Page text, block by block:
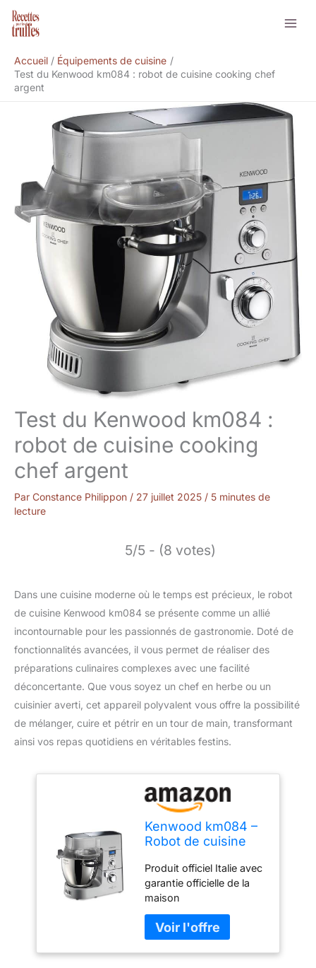
Aller
Accueil
Équipements de cuisine
Test du Kenwood km084 : robot de cuisine cooking chef
argent
Test du Kenwood km084 :
robot de cuisine cooking
chef argent
Par Constance Philippon / 27 juillet 2025 / 5 minutes de
lecture
5/5 - (8 votes)
Dans une cuisine moderne où le temps est précieux, le robot
de cuisine Kenwood km084 se présente comme un allié
incontournable pour les passionnés de gastronomie. Doté de
fonctionnalités avancées, il vous permet de réaliser des
préparations culinaires complexes avec une facilité
déconcertante. Que vous soyez un chef en herbe ou un
cuisinier averti, cet appareil polyvalent vous offre la possibilité
de mélanger, cuire et pétrir en un tour de main, transformant
ainsi vos repas quotidiens en véritables festins.
Kenwood km084 –
Robot de cuisine
Argent
Produit officiel Italie avec
garantie officielle de la
maison
Rechercher